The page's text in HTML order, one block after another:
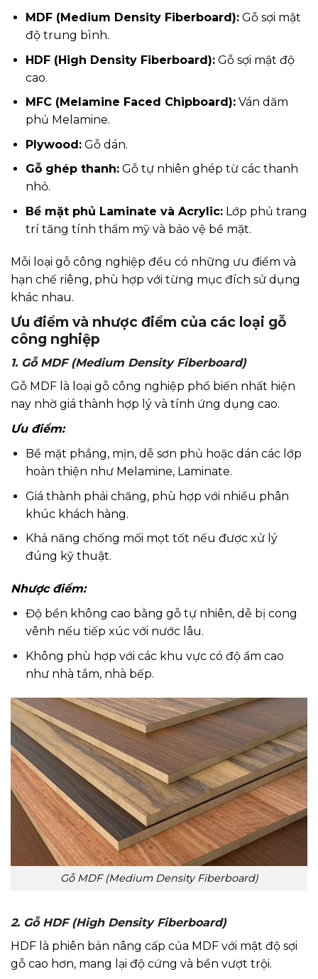
MDF (Medium Density Fiberboard):Gỗ sợi mật
độ trung bình.
HDF (High Density Fiberboard):Gỗ sợi mật độ
cao.
MFC (Melamine Faced Chipboard):Ván dăm
phủ Melamine.
Plywood:Gỗ dán.
Gỗ ghép thanh:Gỗ tự nhiên ghép từ các thanh
nhỏ.
Bề mặt phủ Laminate và Acrylic:Lớp phủ trang
trí tăng tính thẩm mỹ và bảo vệ bề mặt.
Mỗi loại gỗ công nghiệp đều có những ưu điểm và
hạn chế riêng, phù hợp với từng mục đích sử dụng
khác nhau.
Ưu điểm và nhược điểm của các loại gỗ
công nghiệp
1. Gỗ MDF (Medium Density Fiberboard)
Gỗ MDF là loại gỗ công nghiệp phổ biến nhất hiện
nay nhờ giá thành hợp lý và tính ứng dụng cao.
Ưu điểm:
Bề mặt phẳng, mịn, dễ sơn phủ hoặc dán các lớp
hoàn thiện như Melamine, Laminate.
Giá thành phải chăng, phù hợp với nhiều phân
khúc khách hàng.
Khả năng chống mối mọt tốt nếu được xử lý
đúng kỹ thuật.
Nhược điểm:
Độ bền không cao bằng gỗ tự nhiên, dễ bị cong
vênh nếu tiếp xúc với nước lâu.
Không phù hợp với các khu vực có độ ẩm cao
như nhà tắm, nhà bếp.
Gỗ MDF (Medium Density Fiberboard)
2. Gỗ HDF (High Density Fiberboard)
HDF là phiên bản nâng cấp của MDF với mật độ sợi
gỗ cao hơn, mang lại độ cứng và bền vượt trội.